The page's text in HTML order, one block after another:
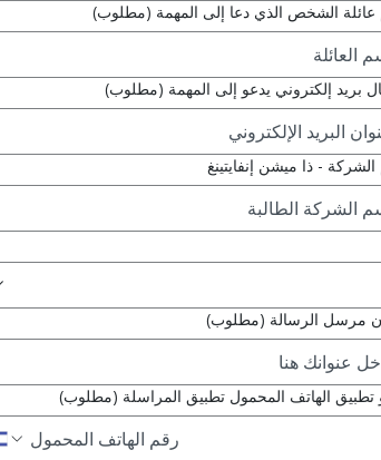
الشخص الذي دعا إلى المهمة (مطلوب)
بريد إلكتروني يدعو إلى المهمة (مطلوب)
- ذا ميشن إنفايتينغ
مرسل الرسالة (مطلوب)
تطبيق الهاتف المحمول تطبيق المراسلة (مطلوب)